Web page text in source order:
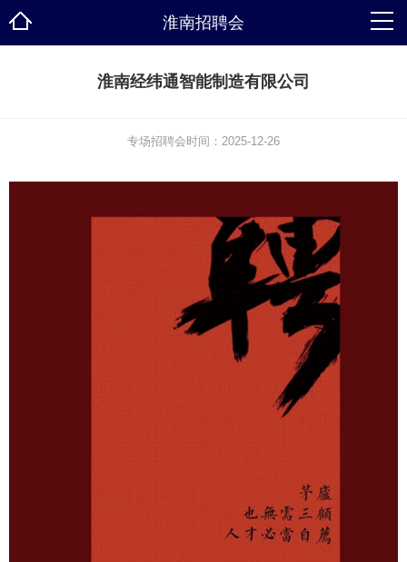
淮南招聘会
淮南经纬通智能制造有限公司
专场招聘会时间：2025-12-26